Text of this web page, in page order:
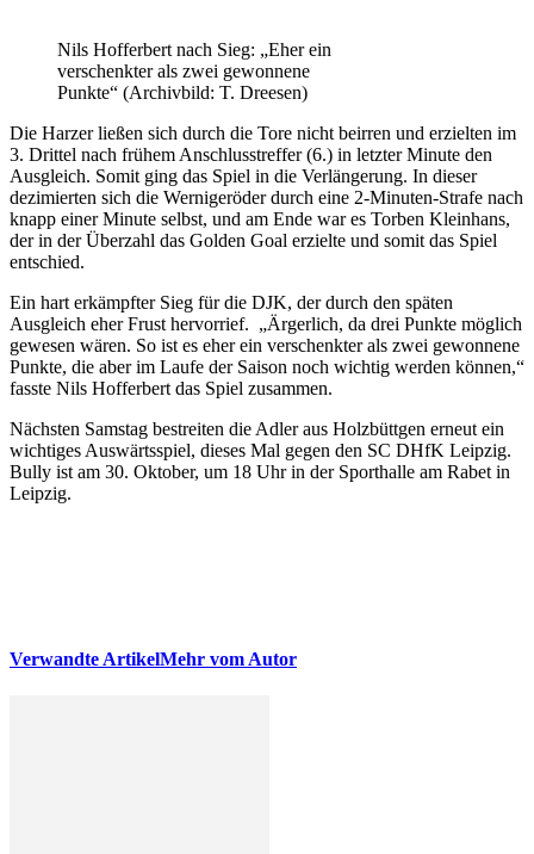
Nils Hofferbert nach Sieg: „Eher ein
verschenkter als zwei gewonnene
Punkte“ (Archivbild: T. Dreesen)
Die Harzer ließen sich durch die Tore nicht beirren und erzielten im
3. Drittel nach frühem Anschlusstreffer (6.) in letzter Minute den
Ausgleich. Somit ging das Spiel in die Verlängerung. In dieser
dezimierten sich die Wernigeröder durch eine 2-Minuten-Strafe nach
knapp einer Minute selbst, und am Ende war es Torben Kleinhans,
der in der Überzahl das Golden Goal erzielte und somit das Spiel
entschied.
Ein hart erkämpfter Sieg für die DJK, der durch den späten
Ausgleich eher Frust hervorrief. „Ärgerlich, da drei Punkte möglich
gewesen wären. So ist es eher ein verschenkter als zwei gewonnene
Punkte, die aber im Laufe der Saison noch wichtig werden können,“
fasste Nils Hofferbert das Spiel zusammen.
Nächsten Samstag bestreiten die Adler aus Holzbüttgen erneut ein
wichtiges Auswärtsspiel, dieses Mal gegen den SC DHfK Leipzig.
Bully ist am 30. Oktober, um 18 Uhr in der Sporthalle am Rabet in
Leipzig.
Verwandte ArtikelMehr vom Autor